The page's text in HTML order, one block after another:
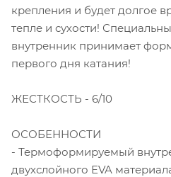
крепления и будет долгое
тепле и сухости!
внутренник принимает
первого дня катания!
ЖЕСТКОСТЬ - 6/10
ОСОБЕННОСТИ
- Термоформируемый
двухслойного EVA